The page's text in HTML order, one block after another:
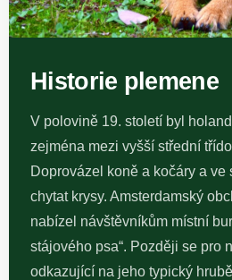
Historie plemene
V polovině 19. století byl
zejména mezi vyšší střední
Doprovázel koně a kočáry a ve
chytat krysy. Amsterdamský
nabízel návštěvníkům místní
stájového psa“. Později se pro
odkazující na jeho typický